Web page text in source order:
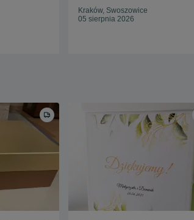
Kraków, Swoszowice
05 sierpnia 2026